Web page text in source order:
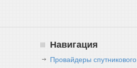
Навигация
Провайдеры спутникового